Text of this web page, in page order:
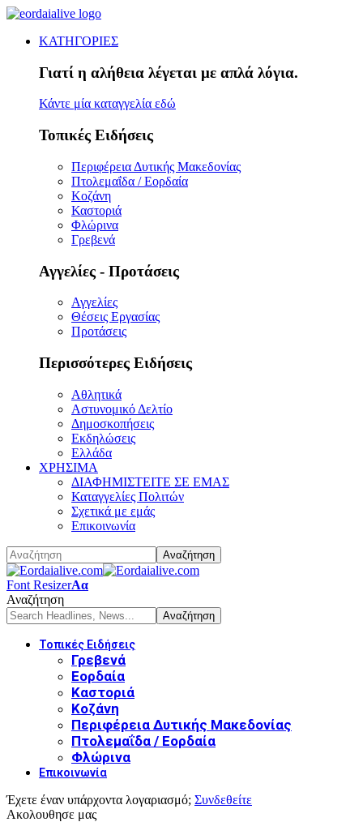
ΚΑΤΗΓΟΡΙΕΣ
Γιατί η αλήθεια λέγεται με απλά λόγια.
Κάντε μία καταγγελία εδώ
Τοπικές Ειδήσεις
Περιφέρεια Δυτικής Μακεδονίας
Πτολεμαΐδα / Εορδαία
Κοζάνη
Καστοριά
Φλώρινα
Γρεβενά
Αγγελίες - Προτάσεις
Αγγελίες
Θέσεις Εργασίας
Προτάσεις
Περισσότερες Ειδήσεις
Αθλητικά
Αστυνομικό Δελτίο
Δημοσκοπήσεις
Εκδηλώσεις
Ελλάδα
ΧΡΗΣΙΜΑ
ΔΙΑΦΗΜΙΣΤΕΙΤΕ ΣΕ ΕΜΑΣ
Καταγγελίες Πολιτών
Σχετικά με εμάς
Επικοινωνία
Font ResizerΑα
Αναζήτηση
Τοπικές Ειδήσεις
Γρεβενά
Εορδαία
Καστοριά
Κοζάνη
Περιφέρεια Δυτικής Μακεδονίας
Πτολεμαΐδα / Εορδαία
Φλώρινα
Επικοινωνία
Έχετε έναν υπάρχοντα λογαριασμό; Συνδεθείτε
Ακολουθησε μας